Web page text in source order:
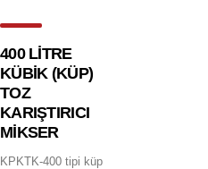
400 LİTRE
KÜBİK (KÜP)
TOZ
KARIŞTIRICI
MİKSER
KPKTK-400 tipi küp